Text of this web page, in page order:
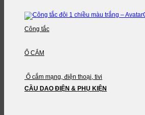
Công tắc
Ổ CẮM
Ổ cắm mạng, điện thoại, tivi
CẦU DAO ĐIỆN & PHỤ KIỆN